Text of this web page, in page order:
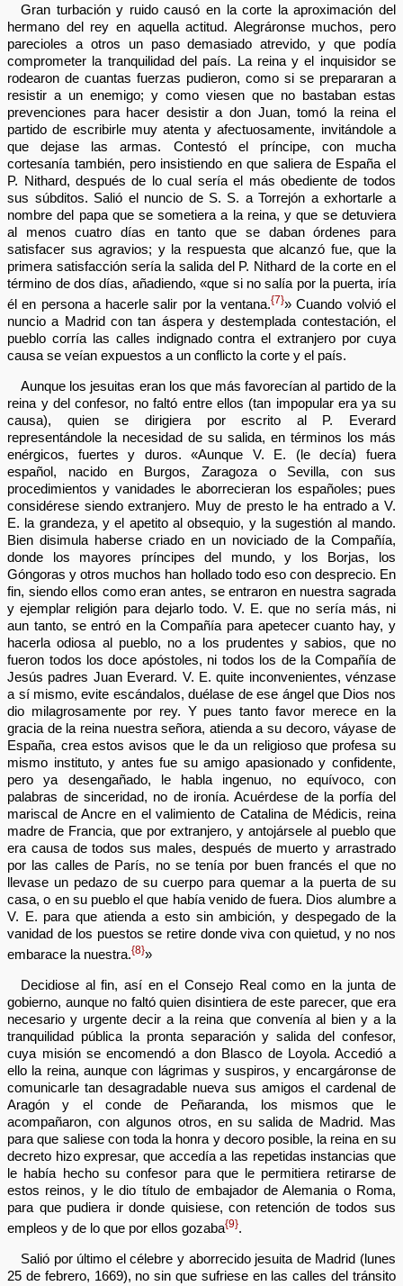
Gran turbación y ruido causó en la corte la aproximación del
hermano del rey en aquella actitud. Alegráronse muchos, pero
parecioles a otros un paso demasiado atrevido, y que podía
comprometer la tranquilidad del país. La reina y el inquisidor se
rodearon de cuantas fuerzas pudieron, como si se prepararan a
resistir a un enemigo; y como viesen que no bastaban estas
prevenciones para hacer desistir a don Juan, tomó la reina el
partido de escribirle muy atenta y afectuosamente, invitándole a
que dejase las armas. Contestó el príncipe, con mucha
cortesanía también, pero insistiendo en que saliera de España el
P. Nithard, después de lo cual sería el más obediente de todos
sus súbditos. Salió el nuncio de S. S. a Torrejón a exhortarle a
nombre del papa que se sometiera a la reina, y que se detuviera
al menos cuatro días en tanto que se daban órdenes para
satisfacer sus agravios; y la respuesta que alcanzó fue, que la
primera satisfacción sería la salida del P. Nithard de la corte en el
término de dos días, añadiendo, «que si no salía por la puerta, iría
él en persona a hacerle salir por la ventana.{7}» Cuando volvió el
nuncio a Madrid con tan áspera y destemplada contestación, el
pueblo corría las calles indignado contra el extranjero por cuya
causa se veían expuestos a un conflicto la corte y el país.
Aunque los jesuitas eran los que más favorecían al partido de la
reina y del confesor, no faltó entre ellos (tan impopular era ya su
causa), quien se dirigiera por escrito al P. Everard
representándole la necesidad de su salida, en términos los más
enérgicos, fuertes y duros. «Aunque V. E. (le decía) fuera
español, nacido en Burgos, Zaragoza o Sevilla, con sus
procedimientos y vanidades le aborrecieran los españoles; pues
considérese siendo extranjero. Muy de presto le ha entrado a V.
E. la grandeza, y el apetito al obsequio, y la sugestión al mando.
Bien disimula haberse criado en un noviciado de la Compañía,
donde los mayores príncipes del mundo, y los Borjas, los
Góngoras y otros muchos han hollado todo eso con desprecio. En
fin, siendo ellos como eran antes, se entraron en nuestra sagrada
y ejemplar religión para dejarlo todo. V. E. que no sería más, ni
aun tanto, se entró en la Compañía para apetecer cuanto hay, y
hacerla odiosa al pueblo, no a los prudentes y sabios, que no
fueron todos los doce apóstoles, ni todos los de la Compañía de
Jesús padres Juan Everard. V. E. quite inconvenientes, vénzase
a sí mismo, evite escándalos, duélase de ese ángel que Dios nos
dio milagrosamente por rey. Y pues tanto favor merece en la
gracia de la reina nuestra señora, atienda a su decoro, váyase de
España, crea estos avisos que le da un religioso que profesa su
mismo instituto, y antes fue su amigo apasionado y confidente,
pero ya desengañado, le habla ingenuo, no equívoco, con
palabras de sinceridad, no de ironía. Acuérdese de la porfía del
mariscal de Ancre en el valimiento de Catalina de Médicis, reina
madre de Francia, que por extranjero, y antojársele al pueblo que
era causa de todos sus males, después de muerto y arrastrado
por las calles de París, no se tenía por buen francés el que no
llevase un pedazo de su cuerpo para quemar a la puerta de su
casa, o en su pueblo el que había venido de fuera. Dios alumbre a
V. E. para que atienda a esto sin ambición, y despegado de la
vanidad de los puestos se retire donde viva con quietud, y no nos
embarace la nuestra.{8}»
Decidiose al fin, así en el Consejo Real como en la junta de
gobierno, aunque no faltó quien disintiera de este parecer, que era
necesario y urgente decir a la reina que convenía al bien y a la
tranquilidad pública la pronta separación y salida del confesor,
cuya misión se encomendó a don Blasco de Loyola. Accedió a
ello la reina, aunque con lágrimas y suspiros, y encargáronse de
comunicarle tan desagradable nueva sus amigos el cardenal de
Aragón y el conde de Peñaranda, los mismos que le
acompañaron, con algunos otros, en su salida de Madrid. Mas
para que saliese con toda la honra y decoro posible, la reina en su
decreto hizo expresar, que accedía a las repetidas instancias que
le había hecho su confesor para que le permitiera retirarse de
estos reinos, y le dio título de embajador de Alemania o Roma,
para que pudiera ir donde quisiese, con retención de todos sus
empleos y de lo que por ellos gozaba{9}.
Salió por último el célebre y aborrecido jesuita de Madrid (lunes
25 de febrero, 1669), no sin que sufriese en las calles del tránsito